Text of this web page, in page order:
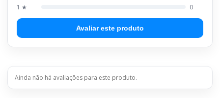
1 ★
0
Avaliar este produto
Ainda não há avaliações para este produto.